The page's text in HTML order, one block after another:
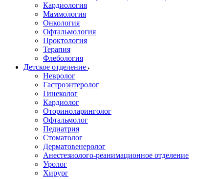
Кардиология
Маммология
Онкология
Офтальмология
Проктология
Терапия
Флебология
Детское отделение
Невролог
Гастроэнтеролог
Гинеколог
Кардиолог
Оториноларинголог
Офтальмолог
Педиатрия
Стоматолог
Дерматовенеролог
Анестезиолого-реанимационное отделение
Уролог
Хирург